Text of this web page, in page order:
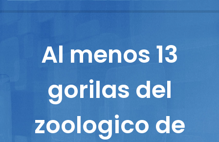
ReportajesAl menos 13
gorilas del
zoologico de